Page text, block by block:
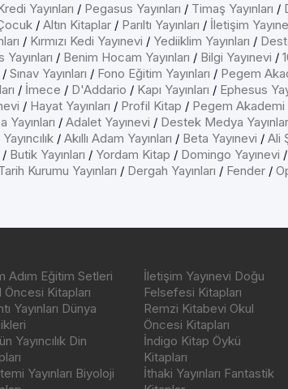
Yayınları / Pegasus Yayınları / Timaş Yayınları /
/ Altın Kitaplar / Parıltı Yayınları / İletişim
/ Kırmızı Kedi Yayınevi / Yediiklim Yayınları /
Yayınları / Benim Hocam Yayınları / Bilgi Yayınevi /
/ Sınav Yayınları / Fono Eğitim Yayınları / Pegem
/ İmece / D'Addario / Kapı Yayınları / Ephesus
/ Hayat Yayınları / Profil Kitap / Pegem Akademi
Yayınları / Adalet Yayınevi / Destek Medya
/ Akıllı Adam Yayınları / Beta Yayınevi / Ali
/ Butik Yayınları / Yordam Kitap / Domingo Yayınevi /
Kurumu Yayınları / Dergah Yayınları / Fender /
Adım Eğitim Setleri
Öncesi Kitapları
Yayınları Dünya
Yayıncılık Din
Yayınları Biyoloji
İletişim Yayınevi Doğu
Felsefesi Kitapları
Remzi Kitabevi Okul
Öncesi Kitapları
İndigo Kitap Öykü
Kitapları
İthaki Yayınları Fantastik